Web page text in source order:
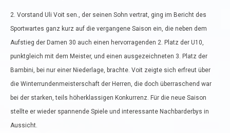
2. Vorstand Uli Voit sen., der seinen Sohn vertrat, ging im Bericht des
Sportwartes ganz kurz auf die vergangene Saison ein, die neben dem
Aufstieg der Damen 30 auch einen hervorragenden 2. Platz der U10,
punktgleich mit dem Meister, und einen ausgezeichneten 3. Platz der
Bambini, bei nur einer Niederlage, brachte. Voit zeigte sich erfreut über
die Winterrundenmeisterschaft der Herren, die doch überraschend war
bei der starken, teils höherklassigen Konkurrenz. Für die neue Saison
stellte er wieder spannende Spiele und interessante Nachbarderbys in
Aussicht.